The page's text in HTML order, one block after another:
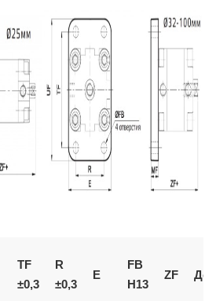
TF
±0,3
R
±0,3
E
FB
H13
ZF